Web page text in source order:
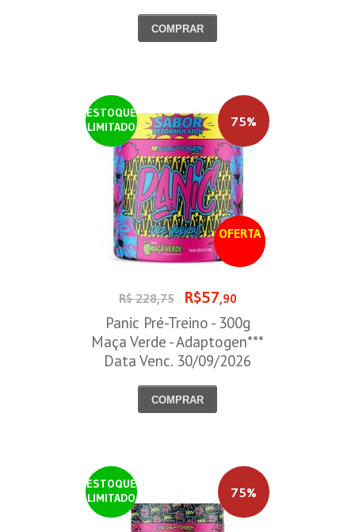
COMPRAR
ESTOQUE
LIMITADO
OFERTA
75%
R$ 228,75 R$57,90
Panic Pré-Treino - 300g
Maça Verde - Adaptogen***
Data Venc. 30/09/2026
COMPRAR
ESTOQUE
LIMITADO
75%